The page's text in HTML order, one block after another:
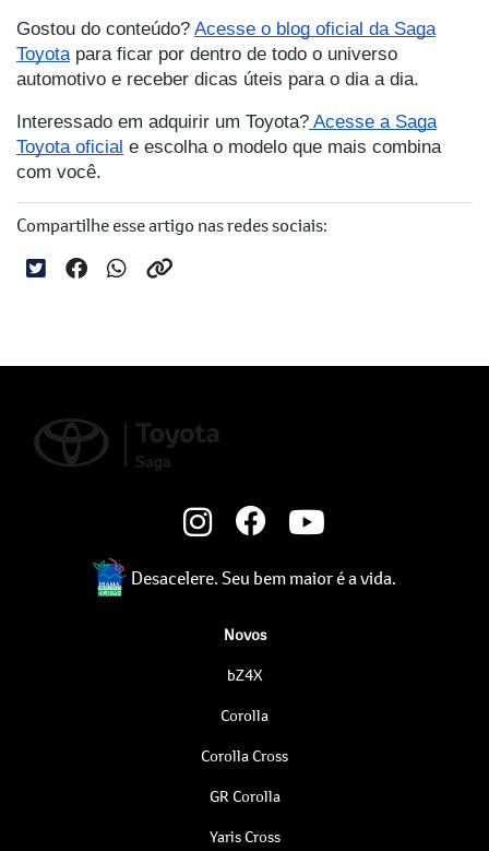
Gostou do conteúdo? Acesse o blog oficial da Saga
Toyotapara ficar por dentro de todo o universo
automotivo e receber dicas úteis para o dia a dia.
Interessado em adquirir um Toyota? Acesse a Saga
Toyota oficial e escolha o modelo que mais combina
com você.
Compartilhe esse artigo nas redes sociais:
Desacelere. Seu bem maior é a vida.
Novos
bZ4X
Corolla
Corolla Cross
GR Corolla
Yaris Cross